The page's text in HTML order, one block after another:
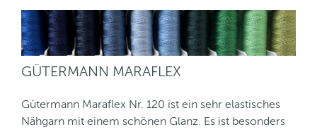
GÜTERMANN MARAFLEX
Gütermann Maraflex Nr. 120 ist ein sehr elastisches
Nähgarn mit einem schönen Glanz. Es ist besonders